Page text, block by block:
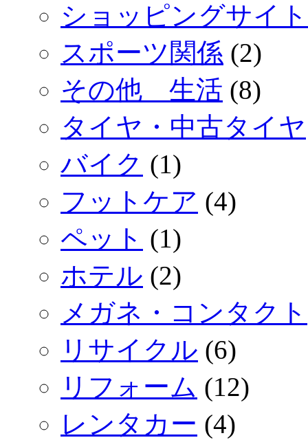
ショッピングサイト
スポーツ関係 (2)
その他 生活 (8)
タイヤ・中古タイヤ
バイク (1)
フットケア (4)
ペット (1)
ホテル (2)
メガネ・コンタクト
リサイクル (6)
リフォーム (12)
レンタカー (4)